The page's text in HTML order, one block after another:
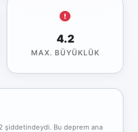
4.2
MAX. BÜYÜKLÜK
şiddetindeydi. Bu deprem ana